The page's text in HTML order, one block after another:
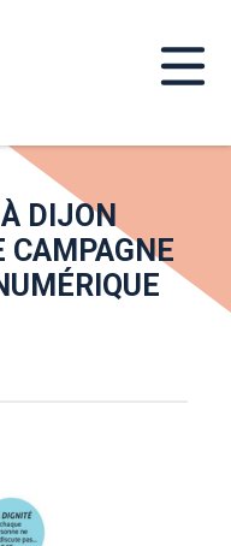
DIJON
CAMPAGNE